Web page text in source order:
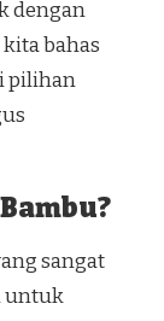
dengan
bahas
pilihan
sangat
untuk